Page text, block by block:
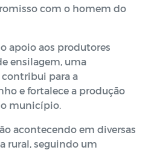
com o homem do
apoio aos produtores
ensilagem, uma
para a
e fortalece a produção
município.
acontecendo em diversas
rural, seguindo um